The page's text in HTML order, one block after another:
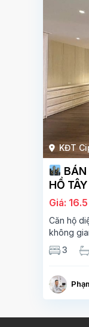
KĐT
BÁN
HỒ
Giá:
Căn hộ
không
gỗ cao
giá – mang
3